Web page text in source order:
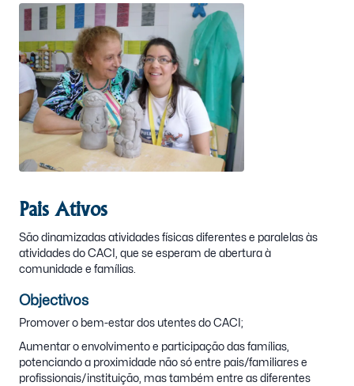
Pais Ativos
São dinamizadas atividades físicas diferentes e paralelas às
atividades do CACI, que se esperam de abertura à
comunidade e famílias.
Objectivos
Promover o bem-estar dos utentes do CACI;
Aumentar o envolvimento e participação das famílias,
potenciando a proximidade não só entre pais/familiares e
profissionais/instituição, mas também entre as diferentes